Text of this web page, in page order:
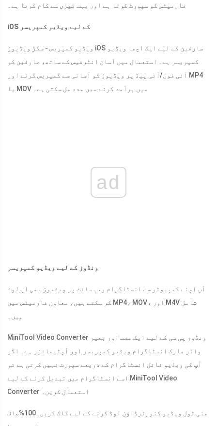
فارمیٹس کو سپورٹ کرتا ہے اور بہت تیزی سے کام کرتا ہے۔
iOS کے لیے ویڈیو کمپریسر
ویڈیو کمپریس - سکڑ ویڈیوز iOS صارفین کے لیے ایک اچھا ویڈیو
کمپریسر ہے۔ استعمال میں آسان انٹرفیس کے ساتھ، صارفین کو
آئی فون/آئی پیڈ پر ویڈیوز کو آسانی سے کمپریس کرنے اور MP4
یا MOV میں برآمد کرنے میں مدد مل سکتی ہے۔
ad
ونڈوز کے لیے ویڈیو کمپریسر
آپ اپنے کمپیوٹر سے انسٹاگرام ویب سائٹ پر ویڈیوز بھی اپ لوڈ
کر سکتے ہیں، معاون فارمیٹس میں MP4، MOV، اور M4V شامل
ہیں۔
MiniTool Video Converter ونڈوز پی سی کے لیے ایک مفت اور بغیر
واٹر مارک انسٹاگرام ویڈیو کمپریسر اور آپٹیمائزر ہے۔ اگر
آپ کی ویڈیو فائل انسٹاگرام کے ذریعے سپورٹ نہیں کرتی ہے تو
اسے انسٹاگرام میں تبدیل کرنے کے لیے MiniTool Video
Converter استعمال کریں۔
منی ٹول ویڈیو کنورٹر ڈاؤن لوڈ کرنے کے لیے کلک کریں۔ 100%
صاف